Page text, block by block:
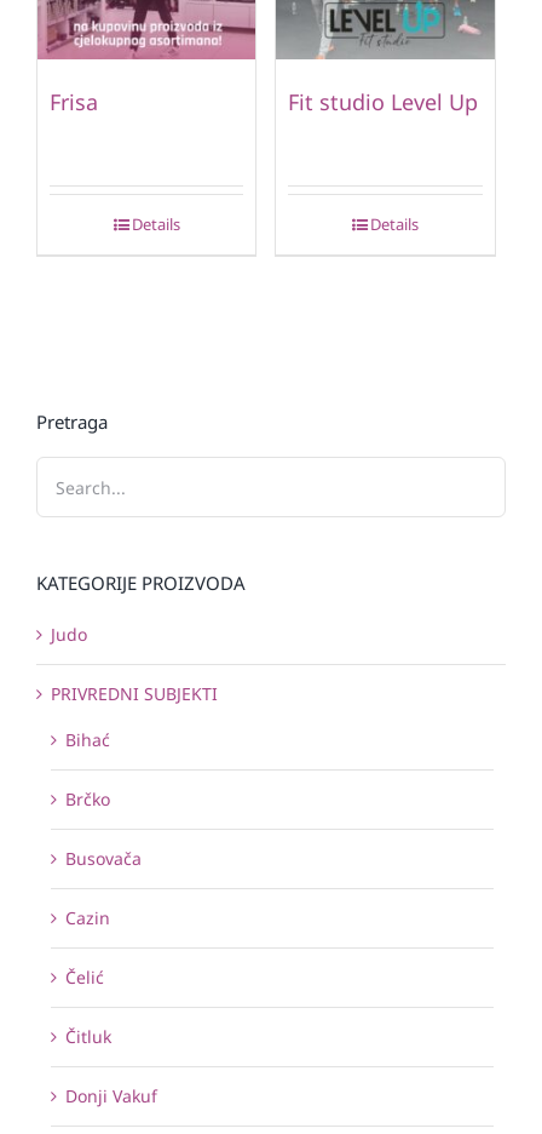
Frisa
Details
Fit studio Level Up
Details
Pretraga
KATEGORIJE PROIZVODA
Judo
PRIVREDNI SUBJEKTI
Bihać
Brčko
Busovača
Cazin
Čelić
Čitluk
Donji Vakuf